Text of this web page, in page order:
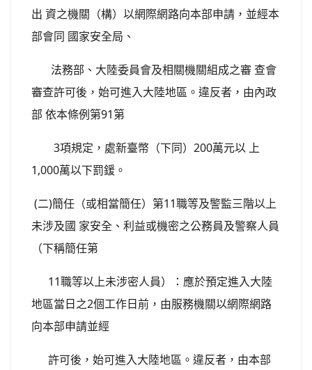
出 資之機關（構）以網際網路向本部申請，並經本
部會同 國家安全局、
法務部、大陸委員會及相關機關組成之審 查會
審查許可後，始可進入大陸地區。違反者，由內政
部 依本條例第91第
3項規定，處新臺幣（下同）200萬元以 上
1,000萬以下罰鍰。
(二)簡任（或相當簡任）第11職等及警監三階以上
未涉及國 家安全、利益或機密之公務員及警察人員
（下稱簡任第
11職等以上未涉密人員）：應於預定進入大陸
地區當日之2個工作日前，由服務機關以網際網路
向本部申請並經
許可後，始可進入大陸地區。違反者，由本部